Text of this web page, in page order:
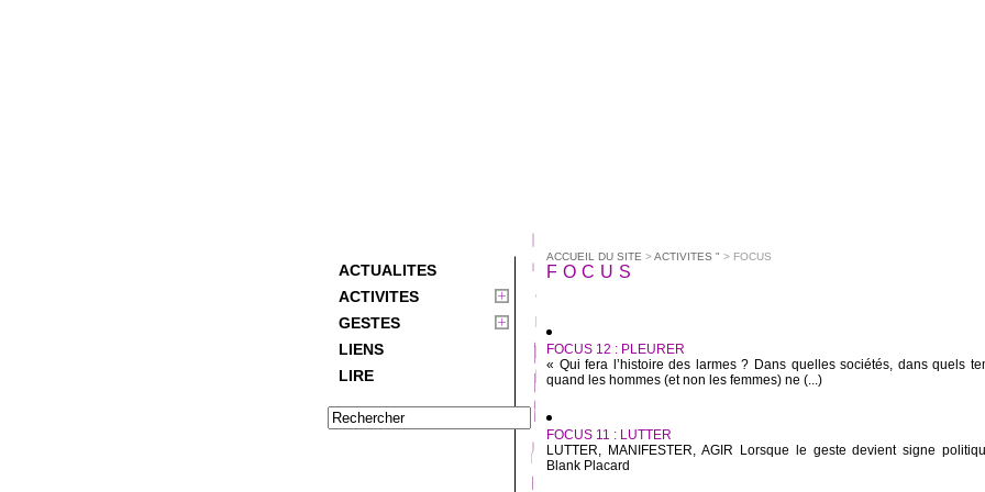
ACTUALITES
ACTIVITES
GESTES
LIENS
LIRE
ACCUEIL DU SITE >ACTIVITES " > FOCUS
FOCUS
FOCUS 12 : PLEURER
« Qui fera l’histoire des larmes ? Dans quelles sociétés, dans quels
quand les hommes (et non les femmes) ne (...)
FOCUS 11 : LUTTER
LUTTER, MANIFESTER, AGIR Lorsque le geste devient signe
Blank Placard